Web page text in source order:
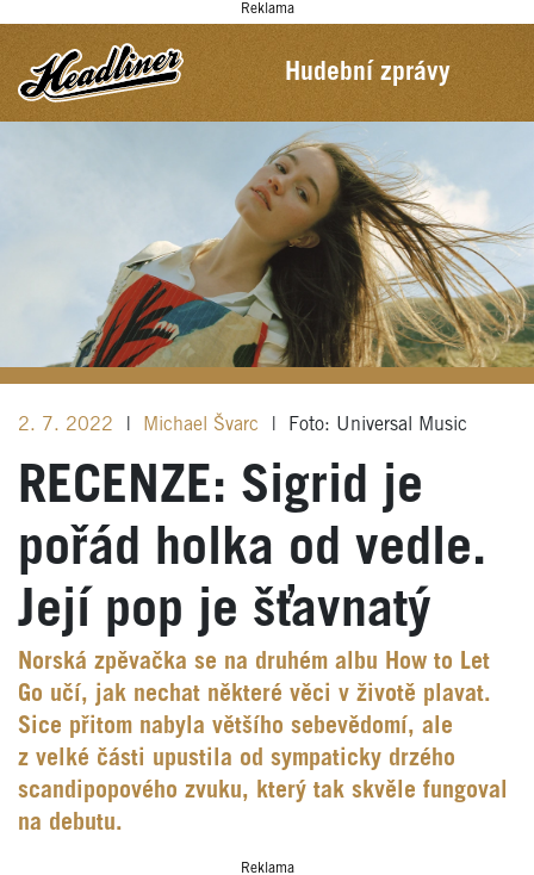
Reklama
Hudební zprávy
2. 7. 2022 Michael Švarc Foto: Universal Music
RECENZE: Sigrid je
pořád holka od vedle.
Její pop je šťavnatý
Norská zpěvačka se na druhém albu How to Let
Go učí, jak nechat některé věci v životě plavat.
Sice přitom nabyla většího sebevědomí, ale
z velké části upustila od sympaticky drzého
scandipopového zvuku, který tak skvěle fungoval
na debutu.
Reklama